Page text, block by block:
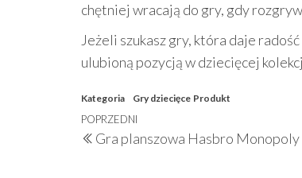
chętniej wracają do gry, gdy
Jeżeli szukasz gry, która daje
ulubioną pozycją w dziecięcej
Kategoria Gry dziecięce Produkt
Nawigacja
wpisu
Poprzedni
wpis
POPRZEDNI
Gra planszowa Hasbro